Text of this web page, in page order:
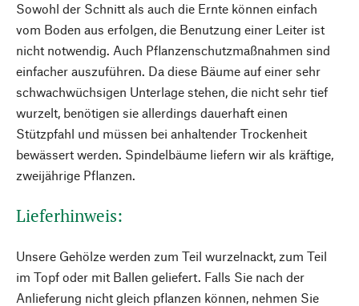
Sowohl der Schnitt als auch die Ernte können einfach
vom Boden aus erfolgen, die Benutzung einer Leiter ist
nicht notwendig. Auch Pflanzenschutzmaßnahmen sind
einfacher auszuführen. Da diese Bäume auf einer sehr
schwachwüchsigen Unterlage stehen, die nicht sehr tief
wurzelt, benötigen sie allerdings dauerhaft einen
Stützpfahl und müssen bei anhaltender Trockenheit
bewässert werden. Spindelbäume liefern wir als kräftige,
zweijährige Pflanzen.
Lieferhinweis:
Unsere Gehölze werden zum Teil wurzelnackt, zum Teil
im Topf oder mit Ballen geliefert. Falls Sie nach der
Anlieferung nicht gleich pflanzen können, nehmen Sie